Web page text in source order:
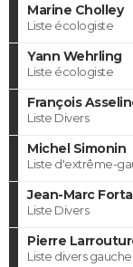
Marine Cholley
Liste écologiste
Yann Wehrling
Liste écologiste
François
Liste Divers
Michel Simonin
Liste d'extrême-
Jean-Marc
Liste Divers
Pierre
Liste divers gauche